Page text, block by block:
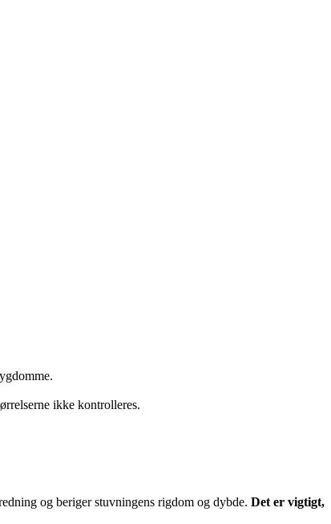
ikke kontrolleres.
og beriger stuvningens rigdom og dybde. Det er vigtigt,